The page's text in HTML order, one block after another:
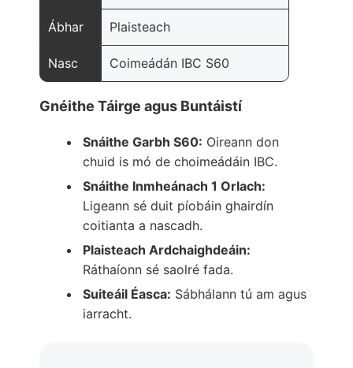
Ábhar Plaisteach
Nasc Coimeádán IBC S60
Gnéithe Táirge agus Buntáistí
Snáithe Garbh S60: Oireann don
chuid is mó de choimeádáin IBC.
Snáithe Inmheánach 1 Orlach:
Ligeann sé duit píobáin ghairdín
coitianta a nascadh.
Plaisteach Ardchaighdeáin:
Ráthaíonn sé saolré fada.
Suiteáil Éasca: Sábhálann tú am agus
iarracht.